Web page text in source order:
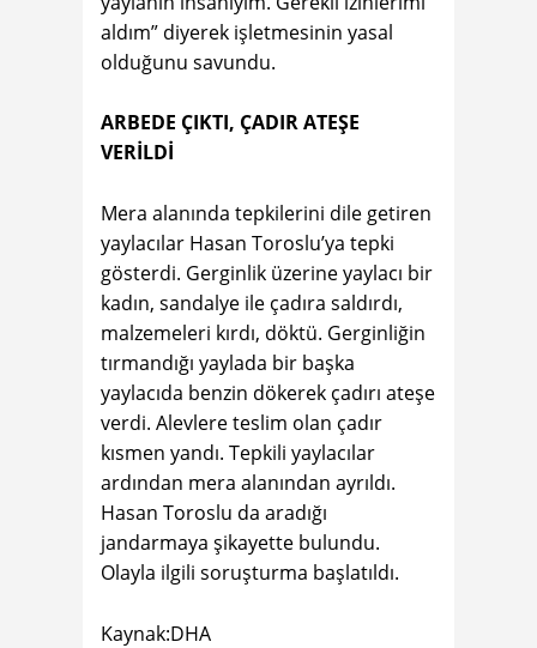
aldım” diyerek işletmesinin yasal
olduğunu savundu.
ARBEDE ÇIKTI, ÇADIR ATEŞE
VERİLDİ
Mera alanında tepkilerini dile getiren
yaylacılar Hasan Toroslu’ya tepki
gösterdi. Gerginlik üzerine yaylacı bir
kadın, sandalye ile çadıra saldırdı,
malzemeleri kırdı, döktü. Gerginliğin
tırmandığı yaylada bir başka
yaylacıda benzin dökerek çadırı ateşe
verdi. Alevlere teslim olan çadır
kısmen yandı. Tepkili yaylacılar
ardından mera alanından ayrıldı.
Hasan Toroslu da aradığı
jandarmaya şikayette bulundu.
Olayla ilgili soruşturma başlatıldı.
Kaynak:DHA